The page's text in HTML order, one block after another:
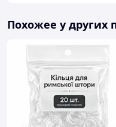
Похожее у других